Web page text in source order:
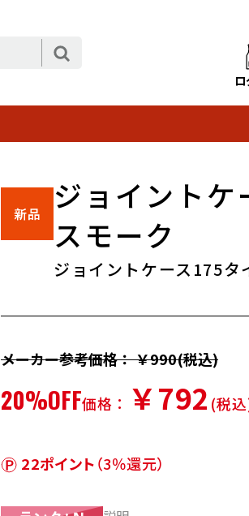
ジョイント
スモーク
ジョイントケース175タ
メーカー参考価格： ￥990(税込)
20%OFF価格： ￥792 (税
22ポイント（3％還元）